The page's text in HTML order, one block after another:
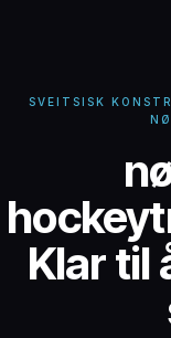
SVEITSISK
Klar til